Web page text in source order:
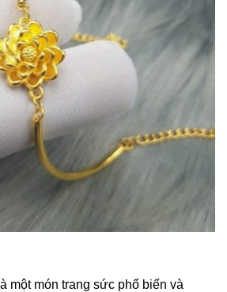
một món trang sức phổ biến và